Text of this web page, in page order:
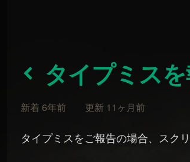
タイプミス
新着 6年前 更新 11ヶ月前
タイプミスをご報告の場合、スク